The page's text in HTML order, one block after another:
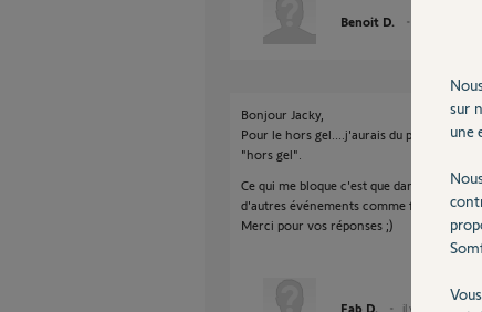
Benoit D.
Bonjour Jacky,
Pour le hors gel....j'aurais du préciser :
"hors gel".
Ce qui me bloque c'est que dans un
d'autres événements comme fermer les
Merci pour vos réponses ;)
Fab D. il y a plus d'un an
sur
une